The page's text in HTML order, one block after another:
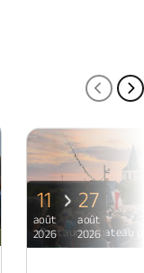
Restaurant bateau
11
août
2026
27
août
2026